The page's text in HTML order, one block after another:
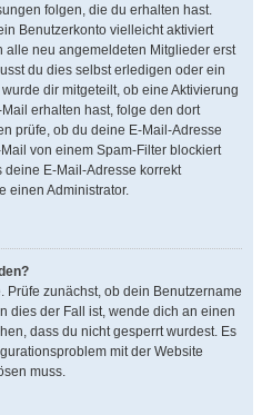
folgen, die du erhalten hast.
Benutzerkonto vielleicht aktiviert
neu angemeldeten Mitglieder erst
du dies selbst erledigen oder ein
dir mitgeteilt, ob eine Aktivierung
erhalten hast, folge den dort
prüfe, ob du deine E-Mail-Adresse
von einem Spam-Filter blockiert
deine E-Mail-Adresse korrekt
einen Administrator.
Prüfe zunächst, ob dein Benutzername
dies der Fall ist, wende dich an einen
dass du nicht gesperrt wurdest. Es
mit der Website
muss.